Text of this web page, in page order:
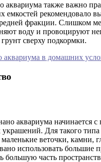
аквариума также важно
емкостей рекомендовало
фракции. Слишком
воду и провоцируют
сверху подкормки.
аквариума начинается с
украшений. Для такого типа
маленькие веточки, камни,
использовать большие
большую часть